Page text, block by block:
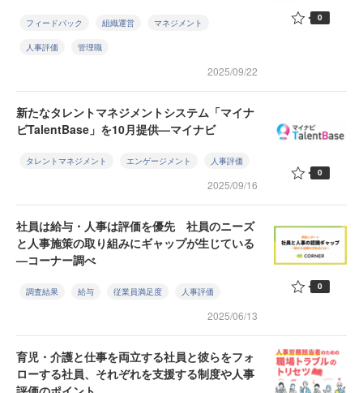
フィードバック 組織運営 マネジメント
人事評価 管理職
2025/09/22
0
新たなタレントマネジメントシステム「マイナ
ビTalentBase」を10月提供—マイナビ
タレントマネジメント エンゲージメント 人事評価
2025/09/16
0
社員は給与・人事は評価を優先 社員のニーズ
と人事施策の取り組みにギャップが生じている
—コーナー調べ
調査結果 給与 従業員満足度 人事評価
2025/06/13
0
育児・介護と仕事を両立する社員と彼らをフォ
ローする社員、それぞれを支援する制度や人事